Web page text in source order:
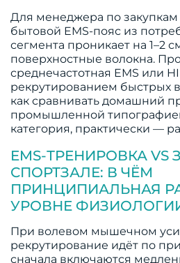
Для менеджера по закупкам
бытовой EMS-пояс из
сегмента проникает на 1–2
поверхностные волокна.
среднечастотная EMS или
рекрутированием быстрых
как сравнивать домашний
промышленной
категория, практически —
EMS-ТРЕНИРОВКА VS
СПОРТЗАЛЕ: В ЧЁМ
ПРИНЦИПИАЛЬНАЯ
УРОВНЕ
При волевом мышечном
рекрутирование идёт по
сначала включаются